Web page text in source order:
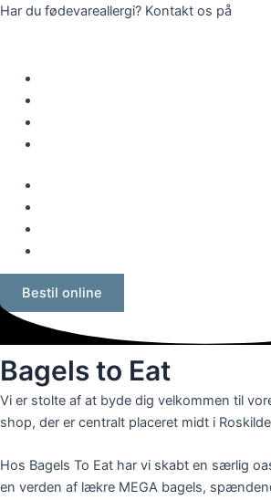
Gå
Har du fødevareallergi? Kontakt os på
Bestil online
Bagels to Eat
Vi er stolte af at byde dig velkommen til
shop, der er centralt placeret midt i
Hos Bagels To Eat har vi skabt en særlig
en verden af lækre MEGA bagels,